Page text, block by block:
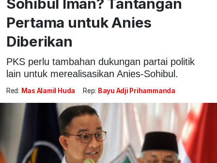
Pertama untuk Anies
Diberikan
PKS perlu tambahan dukungan partai politik
lain untuk merealisasikan Anies-Sohibul.
Red: Mas Alamil Huda Rep: Bayu Adji Prihammanda